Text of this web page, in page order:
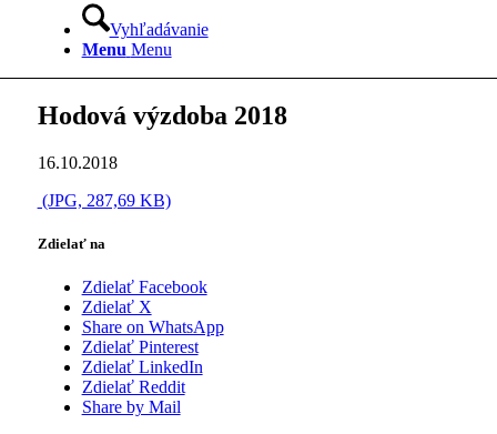
Vyhľadávanie
Menu Menu
Hodová výzdoba 2018
16.10.2018
(JPG, 287,69 KB)
Zdielať na
Zdielať Facebook
Zdielať X
Share on WhatsApp
Zdielať Pinterest
Zdielať LinkedIn
Zdielať Reddit
Share by Mail